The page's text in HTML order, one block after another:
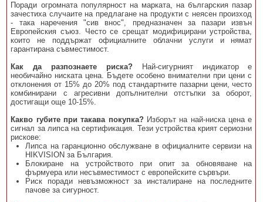
Поради огромната популярност на марката, на българския пазар
зачестиха случаите на предлагане на продукти с неясен произход
- така наречения "сив внос", предназначен за пазари извън
Европейския съюз. Често се срещат модифицирани устройства,
които не поддържат официалните облачни услуги и нямат
гарантирана съвместимост.
Как да разпознаете риска?Най-сигурният индикатор е
необичайно ниската цена. Бъдете особено внимателни при цени с
отклонения от 15% до 20% под стандартните пазарни цени, често
комбинирани с агресивни допълнителни отстъпки за оборот,
достигащи още 10-15%.
Какво губите при такава покупка?Изборът на най-ниска цена е
сигнал за липса на сертификация. Тези устройства крият сериозни
рискове:
Липса на гаранционно обслужване в официалните сервизи на
HIKVISION за България.
Блокиране на устройството при опит за обновяване на
фърмуера или несъвместимост с европейските сървъри.
Риск поради невъзможност за инсталиране на последните
пачове за сигурност.